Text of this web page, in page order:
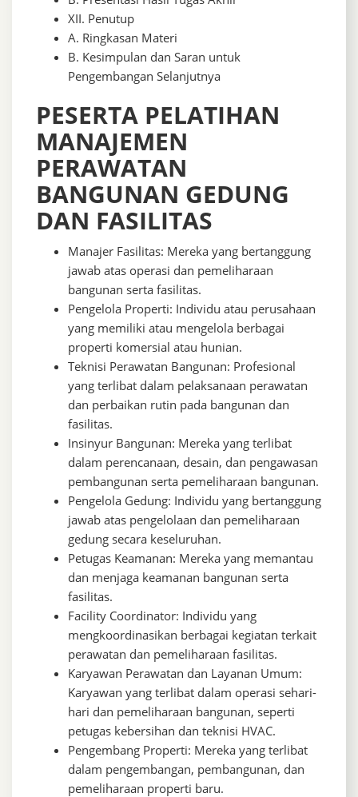
XII. Penutup
A. Ringkasan Materi
B. Kesimpulan dan Saran untuk
Pengembangan Selanjutnya
PESERTA PELATIHAN
MANAJEMEN
PERAWATAN
BANGUNAN GEDUNG
DAN FASILITAS
Manajer Fasilitas: Mereka yang bertanggung
jawab atas operasi dan pemeliharaan
bangunan serta fasilitas.
Pengelola Properti: Individu atau perusahaan
yang memiliki atau mengelola berbagai
properti komersial atau hunian.
Teknisi Perawatan Bangunan: Profesional
yang terlibat dalam pelaksanaan perawatan
dan perbaikan rutin pada bangunan dan
fasilitas.
Insinyur Bangunan: Mereka yang terlibat
dalam perencanaan, desain, dan pengawasan
pembangunan serta pemeliharaan bangunan.
Pengelola Gedung: Individu yang bertanggung
jawab atas pengelolaan dan pemeliharaan
gedung secara keseluruhan.
Petugas Keamanan: Mereka yang memantau
dan menjaga keamanan bangunan serta
fasilitas.
Facility Coordinator: Individu yang
mengkoordinasikan berbagai kegiatan terkait
perawatan dan pemeliharaan fasilitas.
Karyawan Perawatan dan Layanan Umum:
Karyawan yang terlibat dalam operasi sehari-
hari dan pemeliharaan bangunan, seperti
petugas kebersihan dan teknisi HVAC.
Pengembang Properti: Mereka yang terlibat
dalam pengembangan, pembangunan, dan
pemeliharaan properti baru.